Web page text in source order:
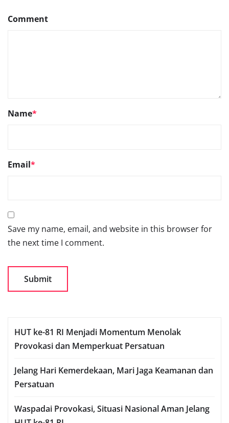
Comment
Name*
Email*
Save my name, email, and website in this browser for
the next time I comment.
HUT ke-81 RI Menjadi Momentum Menolak
Provokasi dan Memperkuat Persatuan
Jelang Hari Kemerdekaan, Mari Jaga Keamanan dan
Persatuan
Waspadai Provokasi, Situasi Nasional Aman Jelang